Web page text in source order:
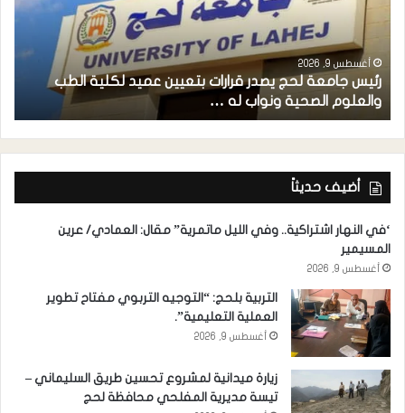
أغسطس 9, 2026
رئيس جامعة لحج يصدر قرارات بتعيين عميد لكلية الطب
والعلوم الصحية ونواب له …
أضيف حديثاً
‘في النهار اشتراكية.. وفي الليل ماتمرية” مقال: العمادي/ عرين
المسيمير
أغسطس 9, 2026
التربية بلحج: “التوجيه التربوي مفتاح تطوير
العملية التعليمية”.
أغسطس 9, 2026
زيارة ميدانية لمشروع تحسين طريق السليماني –
تيسة مديرية المفلحي محافظة لحج